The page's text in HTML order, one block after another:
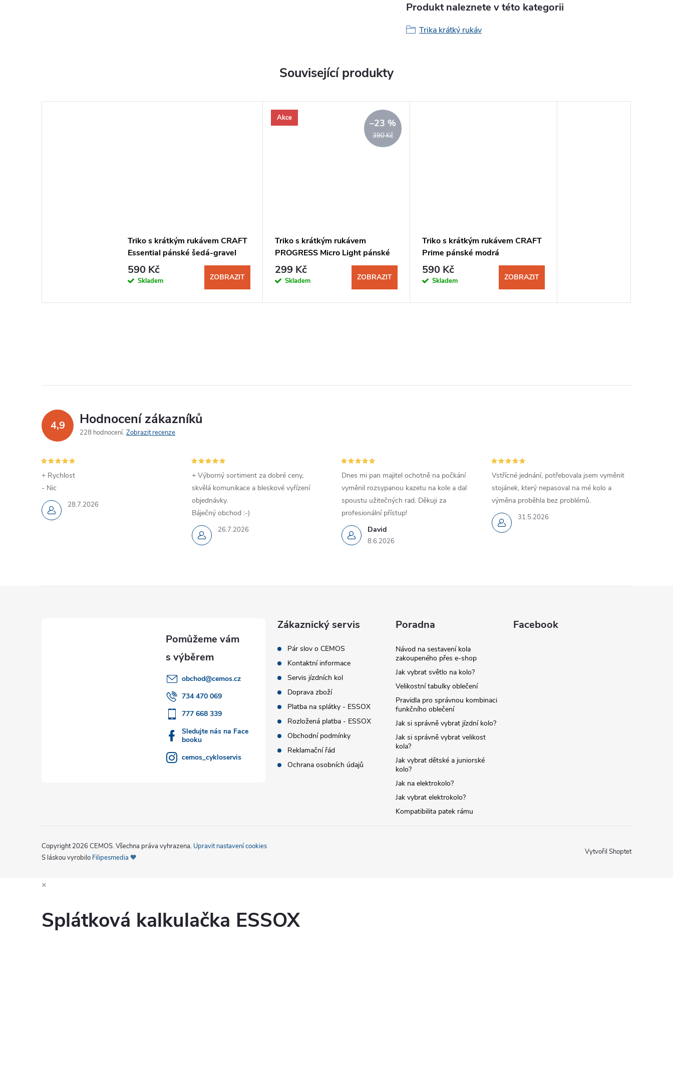
Produkt naleznete v této kategorii
Trika krátký rukáv
Související produkty
Triko s krátkým rukávem CRAFT
Essential pánské šedá-gravel
590 Kč
Skladem ZOBRAZIT
Akce
390 Kč
–23 %
Triko s krátkým rukávem
PROGRESS Micro Light pánské
černá
299 Kč
Skladem ZOBRAZIT
Triko s krátkým rukávem CRAFT
Prime pánské modrá
590 Kč
Skladem ZOBRAZIT
4,9 Hodnocení zákazníků
228 hodnocení Zobrazit recenze
28.7.2026
+ Rychlost
- Nic
26.7.2026
+ Výborný sortiment za dobré ceny,
skvělá komunikace a bleskové vyřízení
objednávky.
Báječný obchod :-)
David
8.6.2026
Dnes mi pan majitel ochotně na počkání
vyměnil rozsypanou kazetu na kole a dal
spoustu užitečných rad. Děkuji za
profesionální přístup!
31.5.2026
Vstřícné jednání, potřebovala jsem vyměnit
stojánek, který nepasoval na mé kolo a
výměna proběhla bez problémů.
obchod@cemos.cz
734 470 069
777 668 339
Sledujte nás na Face
booku
cemos_cykloservis
Zákaznický servis
Pár slov o CEMOS
Kontaktní informace
Servis jízdních kol
Doprava zboží
Platba na splátky - ESSOX
Rozložená platba - ESSOX
Obchodní podmínky
Reklamační řád
Ochrana osobních údajů
Poradna
Návod na sestavení kola
zakoupeného přes e-shop
Jak vybrat světlo na kolo?
Velikostní tabulky oblečení
Pravidla pro správnou kombinaci
funkčního oblečení
Jak si správně vybrat jízdní kolo?
Jak si správně vybrat velikost
kola?
Jak vybrat dětské a juniorské
kolo?
Jak na elektrokolo?
Jak vybrat elektrokolo?
Kompatibilita patek rámu
Facebook
Vytvořil Shoptet
Copyright 2026 CEMOS. Všechna práva vyhrazena. Upravit nastavení cookies
S láskou vyrobilo Filipesmedia 🧡
×
Splátková kalkulačka ESSOX